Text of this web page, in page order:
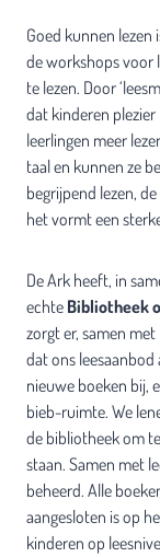
Goed kunnen lezen
de workshops voor
te lezen. Door
dat kinderen plezier
leerlingen meer
taal en kunnen ze
begrijpend lezen,
het vormt een
De Ark heeft, in
echte Bibliotheek
zorgt er, samen
dat ons
nieuwe boeken bij,
bieb-ruimte. We
de bibliotheek om
staan. Samen met
beheerd. Alle
aangesloten is op
kinderen op